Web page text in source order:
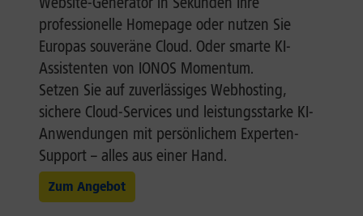
professionelle Homepage oder nutzen Sie
Europas souveräne Cloud. Oder smarte KI-
Assistenten von IONOS Momentum.
Setzen Sie auf zuverlässiges Webhosting,
sichere Cloud-Services und leistungsstarke KI-
Anwendungen mit persönlichem Experten-
Support – alles aus einer Hand.
Zum Angebot